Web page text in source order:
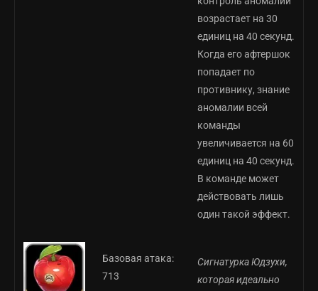
Базовая атака:
713
возрастает на 30
единиц на 40 секунд.
Когда его афтершок
попадает по
противнику, знание
аномалии всей
команды
увеличивается на 60
единиц на 40 секунд.
В команде может
действовать лишь
один такой эффект.
Сигнатурка Юдзухи,
которая идеально